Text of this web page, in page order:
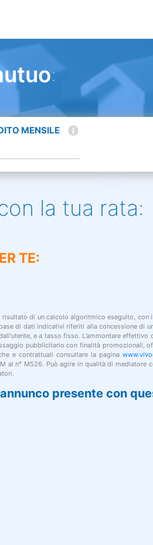
:
MENSILE
la tua rata:
presente con
TE:
risultato di un calcolo algoritmico eseguito,
di dati indicativi riferiti alla concessione di
e a tasso fisso. L’ammontare
pubblicitario con finalità promozionali,
e contrattuali consultare la pagina
al n° M526. Può agire in qualità di